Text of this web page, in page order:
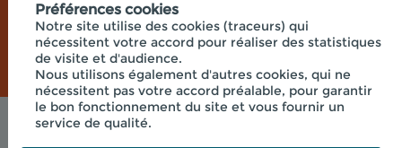
Mentions légales
Préférences cookies
Notre site utilise des cookies (traceurs) qui
nécessitent votre accord pour réaliser des statistiques
de visite et d'audience.
Nous utilisons également d'autres cookies, qui ne
nécessitent pas votre accord préalable, pour garantir
le bon fonctionnement du site et vous fournir un
service de qualité.